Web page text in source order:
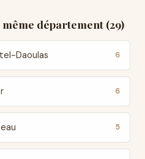
département (29)
Daoulas 6
6
5